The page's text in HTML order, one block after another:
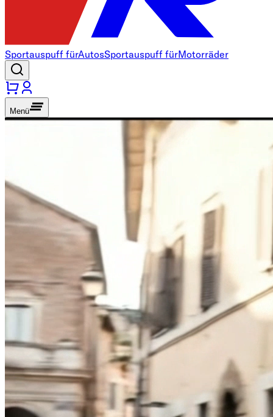
Sportauspuff fürAutosSportauspuff fürMotorräder
Menü